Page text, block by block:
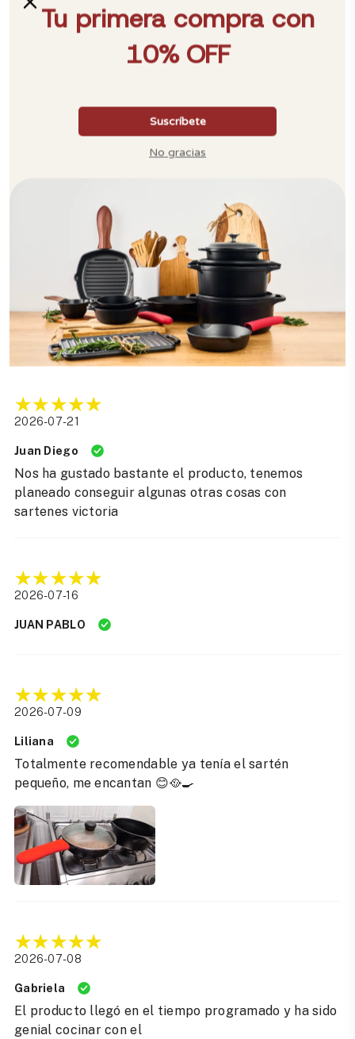
Loraine
Es lo mejor del mundo. Al principio difícil usarlo pero
no lo cambio por nada.
Muy buen producto
2026-07-21
Laura
Encantada con mis nuevos productos
2026-07-21
Juan Diego
Nos ha gustado bastante el producto, tenemos
planeado conseguir algunas otras cosas con
sartenes victoria
2026-07-16
JUAN PABLO
2026-07-09
Liliana
Totalmente recomendable ya tenía el sartén
pequeño, me encantan 😊🥘🍳
2026-07-08
Gabriela
El producto llegó en el tiempo programado y ha sido
genial cocinar con el